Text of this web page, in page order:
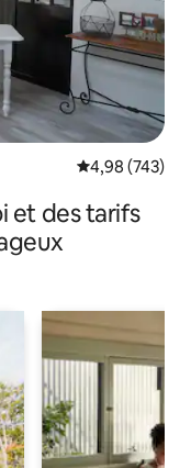
Évaluation
4,98 (743)
et des tarifs